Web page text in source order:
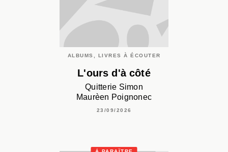
ALBUMS, LIVRES À ÉCOUTER
L'ours d'à côté
Quitterie Simon
Maurèen Poignonec
23/09/2026